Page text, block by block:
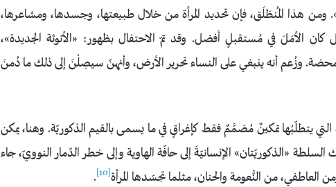
ومن هذا المُنطَلَق، فإن تحديد المرأة من خلال طبيعتها، وجسدها، ومشاعرها،
كان الأمَلَ في مُستقبلٍ أفضل. وقد تمّ الاحتفال بظهور: «الأنوثة الجديدة»،
محضة. وزُعم أنه ينبغي على النساء تحرير الأرض، وأنهنّ سيصِلْنَ إلى ذلك ما دُمنَ
يتطلّبُها تمكينٌ مُصَمَّمٌ فقط كإغراقٍ في ما يسمى بالقيم الذكوريّة. وهنا، يمكن
«الذكوريّتان» الإنسانيّةَ إلى حافّة الهاوية وإلى خطر الدّمار النوويّ، جاء
العاطفي، من النُّعومة والحنان، مثلما تجسّدها المرأة[10]
.